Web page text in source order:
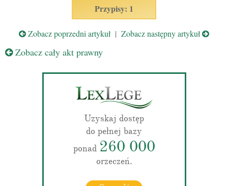
Przypisy: 1
Zobacz poprzedni artykuł | Zobacz następny artykuł
Zobacz cały akt prawny
Uzyskaj dostęp
do pełnej bazy
ponad 260 000
orzeczeń.